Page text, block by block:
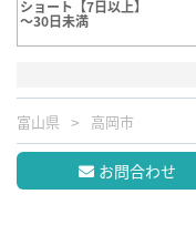
ショート【7日以上】
～30日未満
富山県 高岡市
お問合わせ